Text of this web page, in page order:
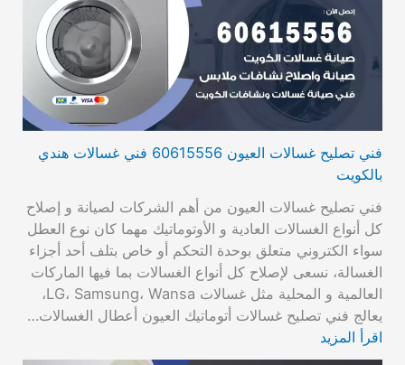
فني تصليح غسالات العيون 60615556 فني غسالات هندي
بالكويت
فني تصليح غسالات العيون من أهم الشركات لصيانة و إصلاح
كل أنواع الغسالات العادية و الأوتوماتيك مهما كان نوع العطل
سواء الكتروني متعلق بوحدة التحكم أو خاص بتلف أحد أجزاء
الغسالة، نسعى لإصلاح كل أنواع الغسالات بما فيها الماركات
العالمية و المحلية مثل غسالات LG، Samsung، Wansa،
يعالج فني تصليح غسالات أتوماتيك العيون أعطال الغسالات…
اقرأ المزيد